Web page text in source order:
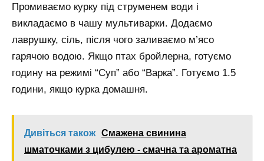
Промиваємо курку під струменем води і
викладаємо в чашу мультиварки. Додаємо
лаврушку, сіль, після чого заливаємо м’ясо
гарячою водою. Якщо птах бройлерна, готуємо
годину на режимі “Суп” або “Варка”. Готуємо 1.5
години, якщо курка домашня.
Дивіться також Смажена свинина
шматочками з цибулею - смачна та ароматна